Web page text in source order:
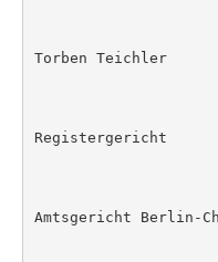
Torben Teichler
Registergericht
Amtsgericht Berlin-